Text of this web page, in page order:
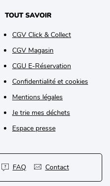
TOUT SAVOIR
CGV Click & Collect
CGV Magasin
CGU E-Réservation
Confidentialité et cookies
Mentions légales
Je trie mes déchets
Espace presse
FAQ Contact